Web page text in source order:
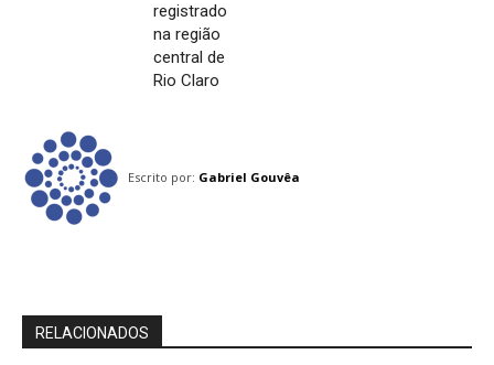
registrado
na região
central de
Rio Claro
Escrito por: Gabriel Gouvêa
RELACIONADOS